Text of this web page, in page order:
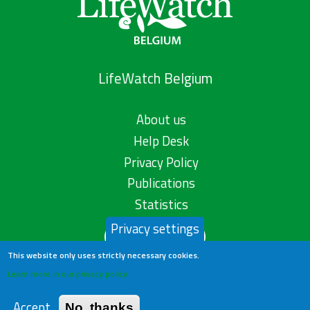
LifeWatch Belgium
About us
Help Desk
Privacy Policy
Publications
Statistics
Contact us
Privacy settings
This website only uses strictly necessary cookies.
Learn more in our privacy policy